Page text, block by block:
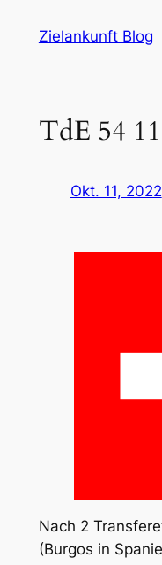
InhaltZielankunft Blog
TdE 54
Okt. 11, 2022
Nach 2
(Burgos in